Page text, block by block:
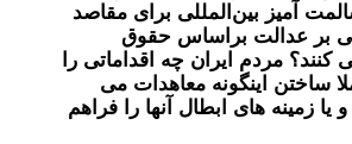
آمیز بین‌المللی برای مقاصد
بر عدالت براساس حقوق
کنند؟ مردم ایران چه اقداماتی را
ساختن اینگونه معاهدات می
و یا زمینه های ابطال آنها را فراهم